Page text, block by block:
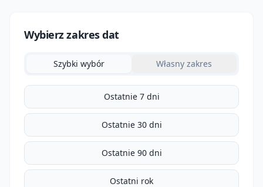
Wybierz zakres dat
Szybki wybór Własny zakres
Ostatnie 7 dni
Ostatnie 30 dni
Ostatnie 90 dni
Ostatni rok